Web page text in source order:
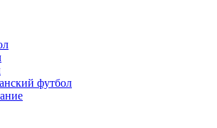
футбол